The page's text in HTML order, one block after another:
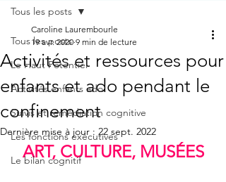
Tous les posts
Le Haut Potentiel
Activités enfants ado
Suivis et remédiation cognitive
Les fonctions exécutives
Le bilan cognitif
Tous les posts
Activités et ressources pour
enfants et ado pendant le
confinement
Caroline Laurembourle
19 avr. 2020 9 min de lecture
Dernière mise à jour : 22 sept. 2022
ART, CULTURE, MUSÉES